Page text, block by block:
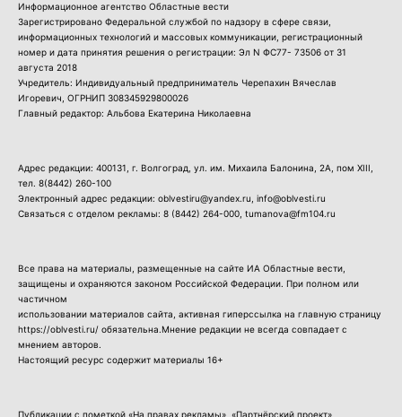
Информационное агентство Областные вести
Зарегистрировано Федеральной службой по надзору в сфере связи,
информационных технологий и массовых коммуникации, регистрационный
номер и дата принятия решения о регистрации: Эл N ФС77- 73506 от 31
августа 2018
Учредитель: Индивидуальный предприниматель Черепахин Вячеслав
Игоревич, ОГРНИП 308345929800026
Главный редактор: Альбова Екатерина Николаевна
Адрес редакции: 400131, г. Волгоград, ул. им. Михаила Балонина, 2А, пом XIII,
тел. 8(8442) 260-100
Электронный адрес редакции: oblvestiru@yandex.ru, info@oblvesti.ru
Связаться с отделом рекламы: 8 (8442) 264-000 , tumanova@fm104.ru
Все права на материалы, размещенные на сайте ИА Областные вести,
защищены и охраняются законом Российской Федерации. При полном или
частичном
использовании материалов сайта, активная гиперссылка на главную страницу
https://oblvesti.ru/ обязательна.Мнение редакции не всегда совпадает с
мнением авторов.
Настоящий ресурс содержит материалы 16+
Публикации с пометкой «На правах рекламы», «Партнёрский проект»,